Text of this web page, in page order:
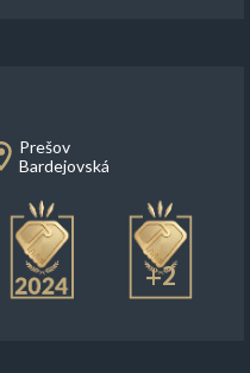
Prešov
Bardejovská
+2